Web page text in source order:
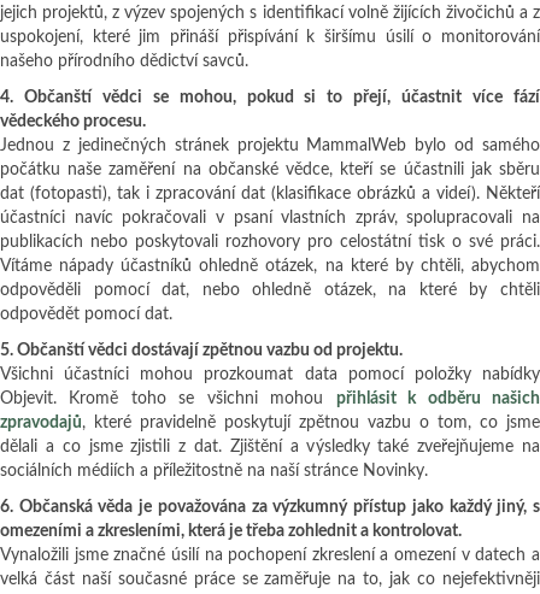
jejich projektů, z výzev spojených s identifikací volně žijících živočichů a z
uspokojení, které jim přináší přispívání k širšímu úsilí o monitorování
našeho přírodního dědictví savců.
4. Občanští vědci se mohou, pokud si to přejí, účastnit více fází
vědeckého procesu.
Jednou z jedinečných stránek projektu MammalWeb bylo od samého
počátku naše zaměření na občanské vědce, kteří se účastnili jak sběru
dat (fotopasti), tak i zpracování dat (klasifikace obrázků a videí). Někteří
účastníci navíc pokračovali v psaní vlastních zpráv, spolupracovali na
publikacích nebo poskytovali rozhovory pro celostátní tisk o své práci.
Vítáme nápady účastníků ohledně otázek, na které by chtěli, abychom
odpověděli pomocí dat, nebo ohledně otázek, na které by chtěli
odpovědět pomocí dat.
5. Občanští vědci dostávají zpětnou vazbu od projektu.
Všichni účastníci mohou prozkoumat data pomocí položky nabídky
Objevit. Kromě toho se všichni mohou přihlásit k odběru našich
zpravodajů, které pravidelně poskytují zpětnou vazbu o tom, co jsme
dělali a co jsme zjistili z dat. Zjištění a výsledky také zveřejňujeme na
sociálních médiích a příležitostně na naší stránce Novinky.
6. Občanská věda je považována za výzkumný přístup jako každý jiný, s
omezeními a zkresleními, která je třeba zohlednit a kontrolovat.
Vynaložili jsme značné úsilí na pochopení zkreslení a omezení v datech a
velká část naší současné práce se zaměřuje na to, jak co nejefektivněji